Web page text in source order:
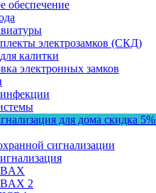
обеспечение
электрозамков (СКД)
калитки
электронных замков
для дома скидка 5%
сигнализации
2